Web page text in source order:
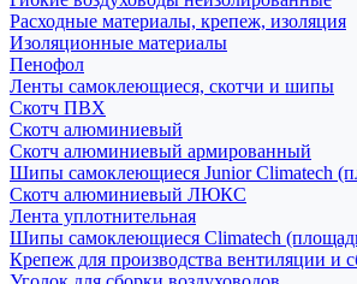
Расходные материалы, крепеж, изоляция
Изоляционные материалы
Пенофол
Ленты самоклеющиеся, скотчи и шипы
Скотч ПВХ
Скотч алюминиевый
Скотч алюминиевый армированный
Шипы самоклеющиеся Junior Climatech
Скотч алюминиевый ЛЮКС
Лента уплотнительная
Шипы самоклеющиеся Climatech
Крепеж для производства вентиляции и